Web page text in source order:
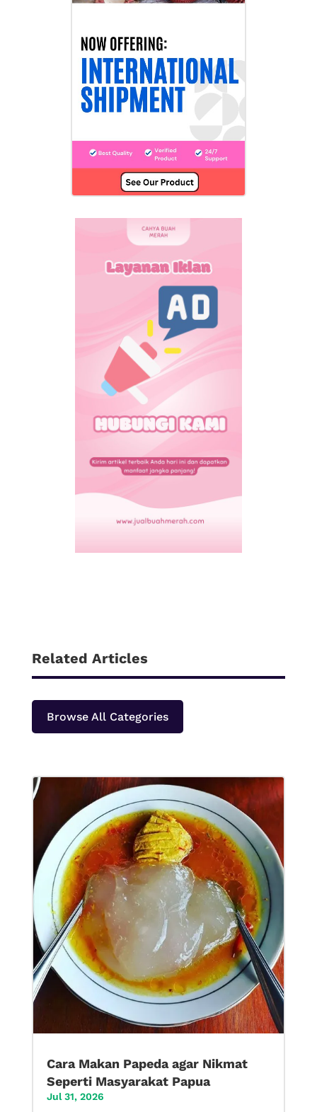
Related Articles
Browse All Categories
Cara Makan Papeda agar Nikmat
Seperti Masyarakat Papua
Jul 31, 2026